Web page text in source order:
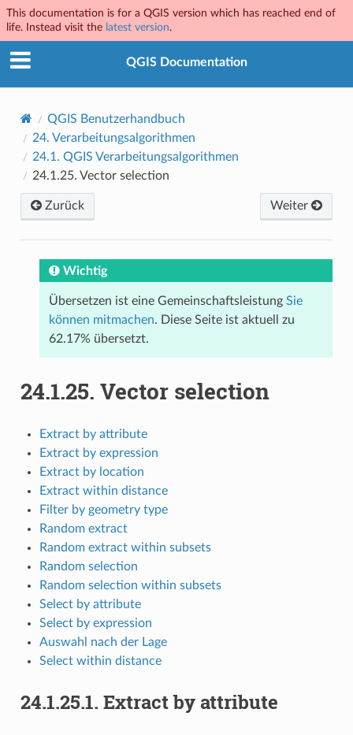
This documentation is for a QGIS version which has reached end of
life. Instead visit the latest version.
QGIS Documentation
QGIS Benutzerhandbuch
24. Verarbeitungsalgorithmen
24.1. QGIS Verarbeitungsalgorithmen
24.1.25. Vector selection
Zurück Weiter
Wichtig
Übersetzen ist eine Gemeinschaftsleistung Sie
können mitmachen. Diese Seite ist aktuell zu
62.17% übersetzt.
24.1.25. Vector selection
Extract by attribute
Extract by expression
Extract by location
Extract within distance
Filter by geometry type
Random extract
Random extract within subsets
Random selection
Random selection within subsets
Select by attribute
Select by expression
Auswahl nach der Lage
Select within distance
24.1.25.1. Extract by attribute